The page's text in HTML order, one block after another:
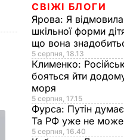
СВІЖІ БЛОГИ
Ярова: Я
шкільної форми
що вона
5 серпня, 18.13
Клименко:
бояться йти
моря
5 серпня, 17.15
Фурса: Путін
Та РФ уже не може
5 серпня, 16.40